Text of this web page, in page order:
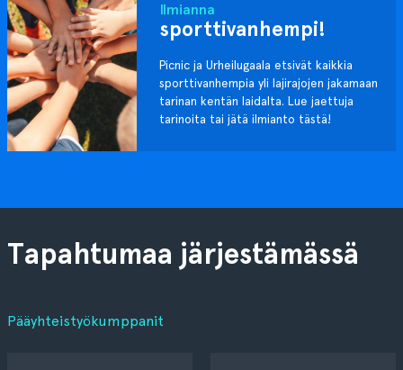
Ilmianna
sporttivanhempi!
Picnic ja Urheilugaala etsivät kaikkia
sporttivanhempia yli lajirajojen jakamaan
tarinan kentän laidalta. Lue jaettuja
tarinoita tai jätä ilmianto tästä!
Tapahtumaa järjestämässä
Pääyhteistyökumppanit